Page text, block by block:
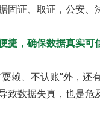
固证、取证，公安、
捷，确保数据真实可
赖、不认账”外，还
致数据失真，也是危